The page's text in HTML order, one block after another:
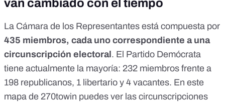
van cambiado con el tiempo
La Cámara de los Representantes está compuesta por
435 miembros, cada uno correspondiente a una
circunscripción electoral . El Partido Demócrata
tiene actualmente la mayoría: 232 miembros frente a
198 republicanos, 1 libertario y 4 vacantes. En este
mapa de 270towin puedes ver las circunscripciones